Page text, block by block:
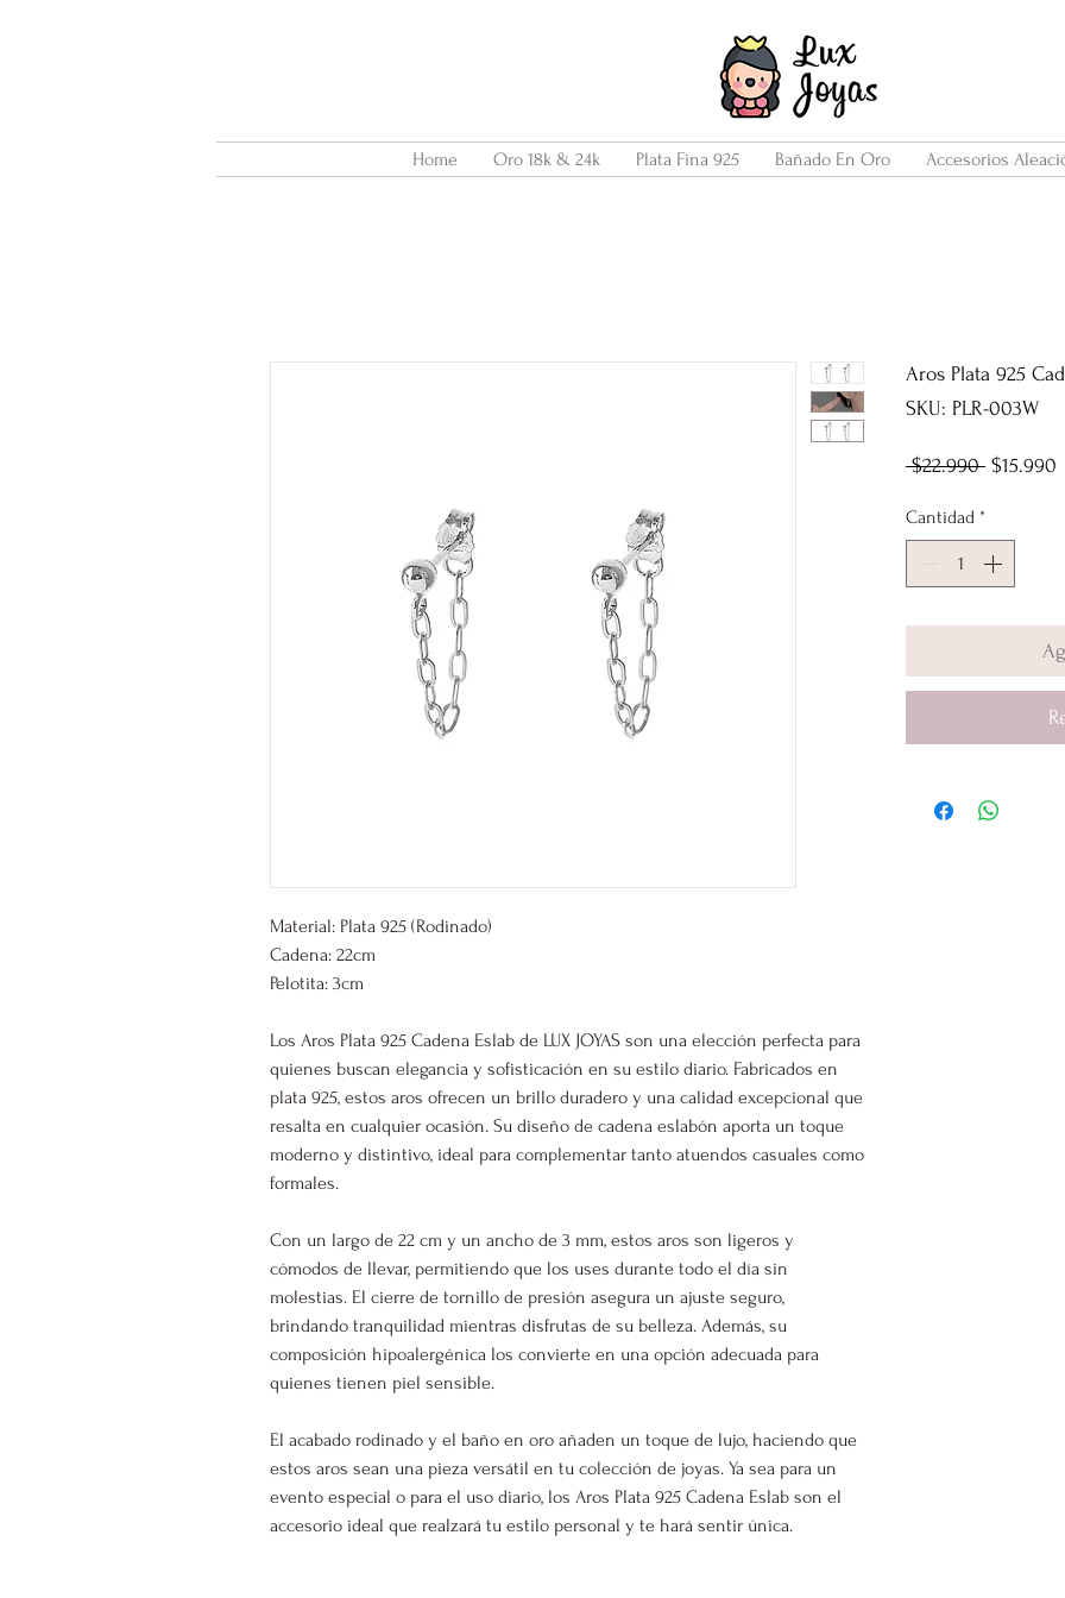
Home Oro 18k & 24k Plata Fina 925 Bañado En Oro Accesorios
Material: Plata 925 (Rodinado)
Cadena: 22cm
Pelotita: 3cm
Los Aros Plata 925 Cadena Eslab de LUX JOYAS son una elección perfecta para
quienes buscan elegancia y sofisticación en su estilo diario. Fabricados en
plata 925, estos aros ofrecen un brillo duradero y una calidad excepcional que
resalta en cualquier ocasión. Su diseño de cadena eslabón aporta un toque
moderno y distintivo, ideal para complementar tanto atuendos casuales como
formales.
Con un largo de 22 cm y un ancho de 3 mm, estos aros son ligeros y
cómodos de llevar, permitiendo que los uses durante todo el día sin
molestias. El cierre de tornillo de presión asegura un ajuste seguro,
brindando tranquilidad mientras disfrutas de su belleza. Además, su
composición hipoalergénica los convierte en una opción adecuada para
quienes tienen piel sensible.
El acabado rodinado y el baño en oro añaden un toque de lujo, haciendo que
estos aros sean una pieza versátil en tu colección de joyas. Ya sea para un
evento especial o para el uso diario, los Aros Plata 925 Cadena Eslab son el
accesorio ideal que realzará tu estilo personal y te hará sentir única.
Aros Plata 925
SKU: PLR-003W
$22.990 Precio
$15.990
Cantidad *